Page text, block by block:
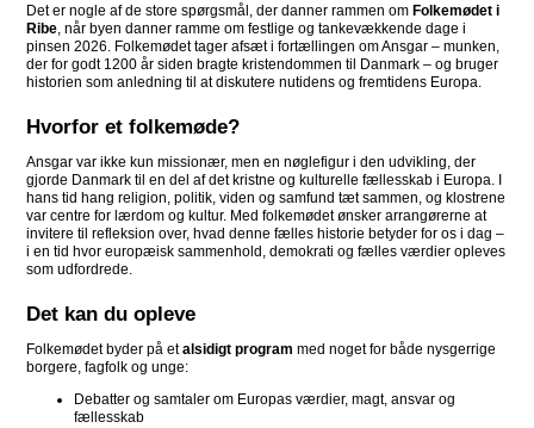
Det er nogle af de store spørgsmål, der danner rammen om Folkemødet i
Ribe, når byen danner ramme om festlige og tankevækkende dage i
pinsen 2026. Folkemødet tager afsæt i fortællingen om Ansgar – munken,
der for godt 1200 år siden bragte kristendommen til Danmark – og bruger
historien som anledning til at diskutere nutidens og fremtidens Europa.
Hvorfor et folkemøde?
Ansgar var ikke kun missionær, men en nøglefigur i den udvikling, der
gjorde Danmark til en del af det kristne og kulturelle fællesskab i Europa. I
hans tid hang religion, politik, viden og samfund tæt sammen, og klostrene
var centre for lærdom og kultur. Med folkemødet ønsker arrangørerne at
invitere til refleksion over, hvad denne fælles historie betyder for os i dag –
i en tid hvor europæisk sammenhold, demokrati og fælles værdier opleves
som udfordrede.
Det kan du opleve
Folkemødet byder på etalsidigt program med noget for både nysgerrige
borgere, fagfolk og unge:
Debatter og samtaler om Europas værdier, magt, ansvar og
fællesskab